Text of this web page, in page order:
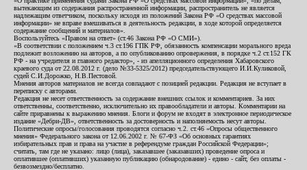
вытекающим из содержания распространенной информации, распространитель не является
надлежащим ответчиком, поскольку исходя из положений Закона РФ «О средствах массовой
информации» не вправе вмешиваться в деятельность редакции, в ходе которой определяется
содержание сообщений и материалов».
Воспользуйтесь «Правом на ответ» (ст.46 Закона РФ «О СМИ»).
«В соответствии с положением ч.3 ст.196 ГПК РФ, обязанность компенсации морального вреда
подлежит возложению на авторов, а по опубликованию опровержения, в порядке ч.2 ст.152 ГК
РФ - на учредителя и главного редактор», - из апелляционного определения Хабаровского
краевого суда от 22.08.2012 г. (дело №33-5325/2012) председательствующего И.И.Куликовой,
судей С.И.Дорожко, Н.В.Пестовой.
Мнения авторов материалов не всегда совпадают с позицией редакции. Редакция не вступает в
переписку с авторами.
Редакция не несет ответственность за содержание внешних ссылок и комментариев. За них
ответственны, соответственно, исключительно их правообладатели и авторы. Комментарии на
сайте приравнены к выражению мнения. Блоги и форум не входят в электронное периодическое
издание «Дебри-ДВ», ответственность за достоверность и наполняемость несут авторы.
Политические опросы/голосования проводятся согласно ч.2. ст.46 «Опросы общественного
мнения» Федерального закона от 12.06.2002 г. № 67-ФЗ «Об основных гарантиях
избирательных прав и права на участие в референдуме граждан Российской Федерации»;
считать, там где не указано: лицо (лица), заказавшее (заказавших) проведение опроса и
оплатившее (оплативших) указанную публикацию (обнародование) - едино - сайт, без оплаты -
безвозмездно/бесплатно.